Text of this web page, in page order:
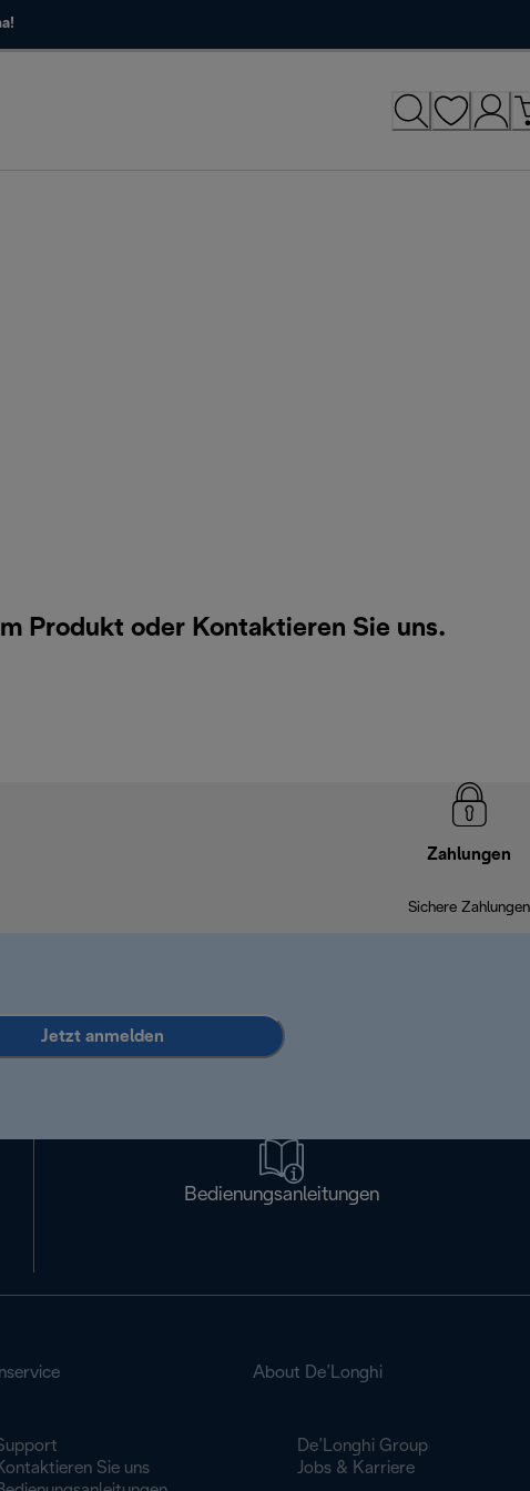
Produkt oder Kontaktieren Sie uns.
Zahlungen
Sichere Zahlungen
Jetzt anmelden
Bedienungsanleitungen
Sie uns
About De’Longhi
De’Longhi Group
Jobs & Karriere